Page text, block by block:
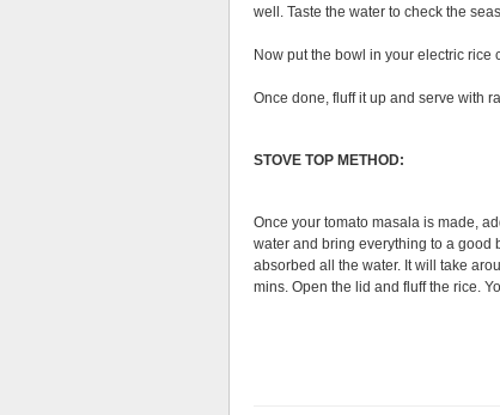
well. Taste the water to check the
Now put the bowl in your electric rice
Once done, fluff it up and serve with
STOVE TOP METHOD:
Once your tomato masala is made,
water and bring everything to a good
absorbed all the water. It will take
mins. Open the lid and fluff the rice.